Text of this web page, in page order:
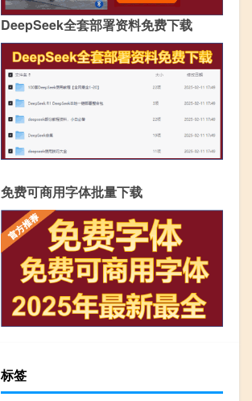
DeepSeek全套部署资料免费下载
免费可商用字体批量下载
标签